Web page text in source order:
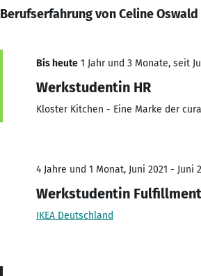
Berufserfahrung von Celine Oswald
Bis heute 1 Jahr und 3 Monate, seit
Werkstudentin HR
Kloster Kitchen - Eine Marke der
4 Jahre und 1 Monat, Juni 2021 - Juni
Werkstudentin Fulfillment
IKEA Deutschland